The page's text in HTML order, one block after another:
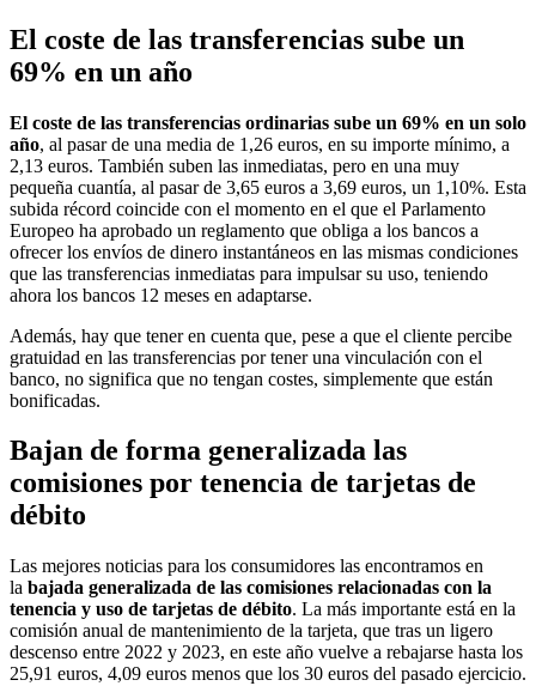
El coste de las transferencias sube un
69% en un año
El coste de las transferencias ordinarias sube un 69% en un solo
año, al pasar de una media de 1,26 euros, en su importe mínimo, a
2,13 euros. También suben las inmediatas, pero en una muy
pequeña cuantía, al pasar de 3,65 euros a 3,69 euros, un 1,10%. Esta
subida récord coincide con el momento en el que el Parlamento
Europeo ha aprobado un reglamento que obliga a los bancos a
ofrecer los envíos de dinero instantáneos en las mismas condiciones
que las transferencias inmediatas para impulsar su uso, teniendo
ahora los bancos 12 meses en adaptarse.
Además, hay que tener en cuenta que, pese a que el cliente percibe
gratuidad en las transferencias por tener una vinculación con el
banco, no significa que no tengan costes, simplemente que están
bonificadas.
Bajan de forma generalizada las
comisiones por tenencia de tarjetas de
débito
Las mejores noticias para los consumidores las encontramos en
la bajada generalizada de las comisiones relacionadas con la
tenencia y uso de tarjetas de débito. La más importante está en la
comisión anual de mantenimiento de la tarjeta, que tras un ligero
descenso entre 2022 y 2023, en este año vuelve a rebajarse hasta los
25,91 euros, 4,09 euros menos que los 30 euros del pasado ejercicio.